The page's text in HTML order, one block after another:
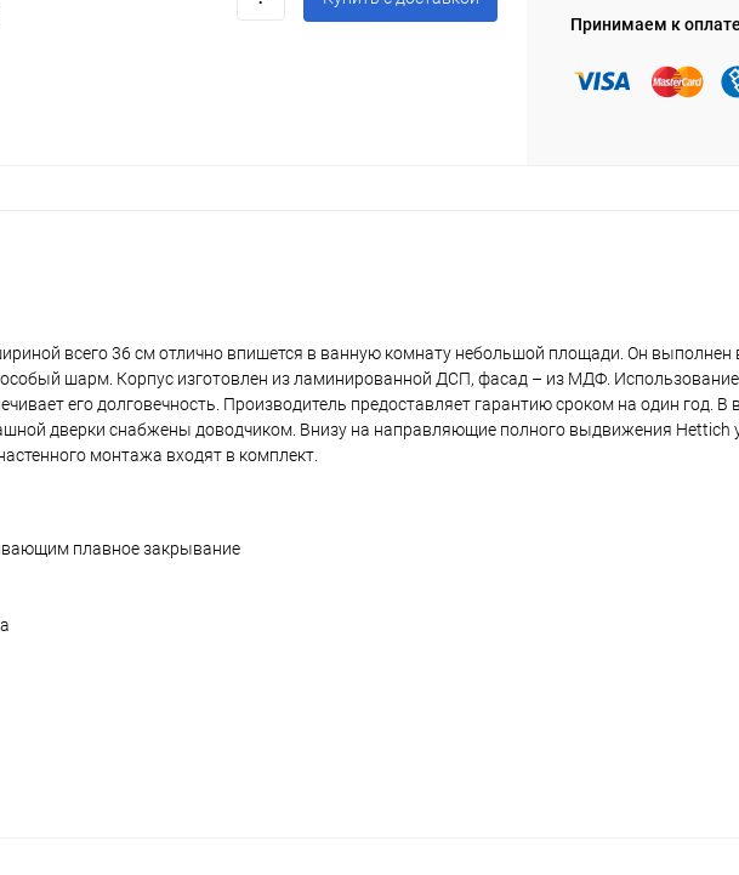
Принимаем к
всего 36 см отлично впишется в ванную комнату небольшой площади. Он выполнен
особый шарм. Корпус изготовлен из ламинированной ДСП, фасад – из МДФ. Использование
его долговечность. Производитель предоставляет гарантию сроком на один год. В
дверки снабжены доводчиком. Внизу на направляющие полного выдвижения Hettich
монтажа входят в комплект.
плавное закрывание